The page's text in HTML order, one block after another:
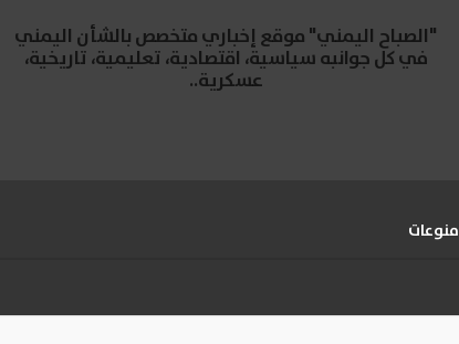
"الصباح اليمني" موقع إخباري متخصص بالشأن اليمني
في كل جوانبه سياسية، اقتصادية، تعليمية، تاريخية،
عسكرية..
منوعات